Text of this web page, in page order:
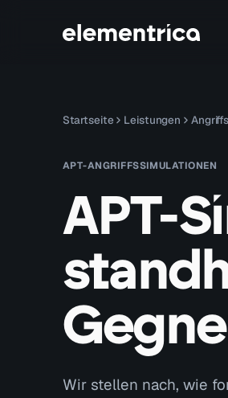
Startseite Leistungen
APT-ANGRIFFSSIMULATIONEN
APT-
Wir stellen nach, wie